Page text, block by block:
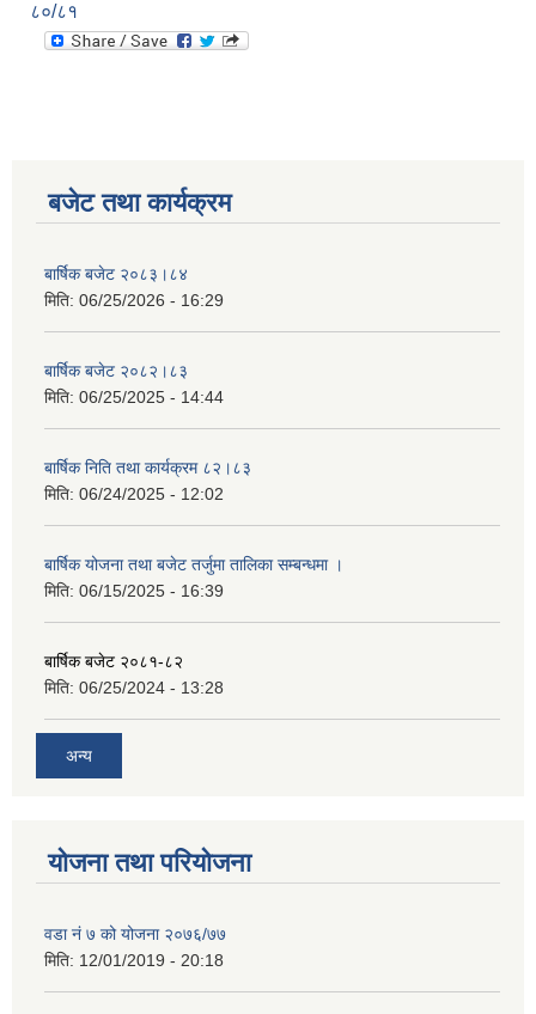
८०/८१
बजेट तथा कार्यक्रम
बार्षिक बजेट २०८३।८४
मिति: 06/25/2026 - 16:29
बार्षिक बजेट २०८२।८३
मिति: 06/25/2025 - 14:44
बार्षिक निति तथा कार्यक्रम ८२।८३
मिति: 06/24/2025 - 12:02
बार्षिक योजना तथा बजेट तर्जुमा तालिका सम्बन्धमा ।
मिति: 06/15/2025 - 16:39
बार्षिक बजेट २०८१-८२
मिति: 06/25/2024 - 13:28
अन्य
योजना तथा परियोजना
वडा नं ७ को योजना २०७६/७७
मिति: 12/01/2019 - 20:18